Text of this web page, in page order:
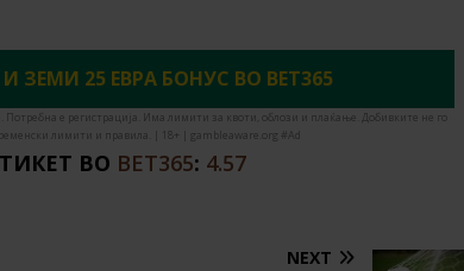
ЗЕМИ 25 ЕВРА БОНУС ВО BET365
е регистрација. Има лимити за квоти, облози и плаќање. Добивките не го
лимити и правила. | 18+ | gambleaware.org #Ad
ВО BET365: 4.57
NEXT